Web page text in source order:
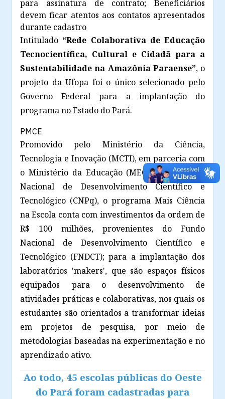
para assinatura de contrato; Beneficiários
devem ficar atentos aos contatos apresentados
durante cadastro
Intitulado “Rede Colaborativa de Educação
Tecnocientífica, Cultural e Cidadã para a
Sustentabilidade na Amazônia Paraense”, o
projeto da Ufopa foi o único selecionado pelo
Governo Federal para a implantação do
programa no Estado do Pará.
PMCE
Promovido pelo Ministério da Ciência,
Tecnologia e Inovação (MCTI), em parceria com
o Ministério da Educação (MEC) e o Conselho
Nacional de Desenvolvimento Científico e
Tecnológico (CNPq), o programa Mais Ciência
na Escola conta com investimentos da ordem de
R$ 100 milhões, provenientes do Fundo
Nacional de Desenvolvimento Científico e
Tecnológico (FNDCT); para a implantação dos
laboratórios 'makers', que são espaços físicos
equipados para o desenvolvimento de
atividades práticas e colaborativas, nos quais os
estudantes são orientados a transformar ideias
em projetos de pesquisa, por meio de
metodologias baseadas na experimentação e no
aprendizado ativo.
Ao todo, 45 escolas públicas do Oeste
do Pará foram cadastradas para